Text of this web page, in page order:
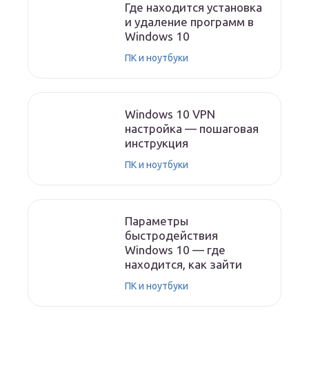
Где находится установка
и удаление программ в
Windows 10
ПК и ноутбуки
Windows 10 VPN
настройка — пошаговая
инструкция
ПК и ноутбуки
Параметры
быстродействия
Windows 10 — где
находится, как зайти
ПК и ноутбуки